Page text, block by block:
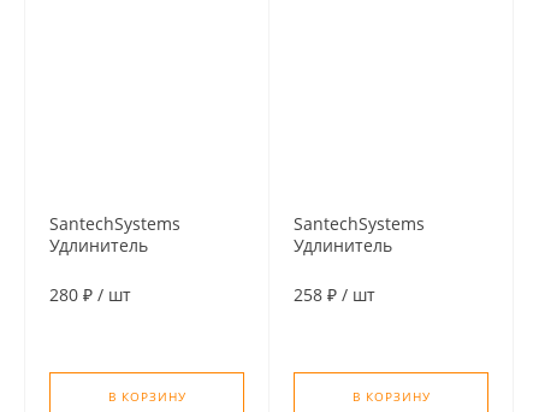
SantechSystems
Удлинитель
30 ВН
280 ₽ / шт
В КОРЗИНУ
SantechSystems
Удлинитель
20 ВН
258 ₽ / шт
В КОРЗИНУ